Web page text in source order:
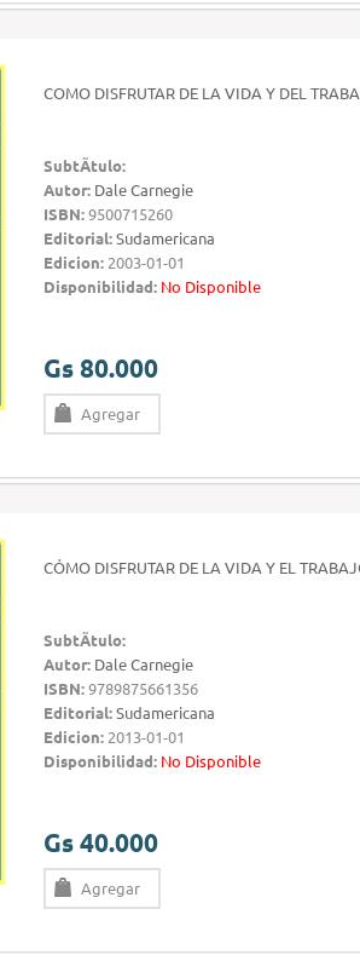
COMO DISFRUTAR DE LA VIDA Y DEL
SubtÃ­tulo:
Autor: Dale Carnegie
ISBN:9500715260
Editorial:Sudamericana
Edicion: 2003-01-01
Disponibilidad: No Disponible
Gs 80.000
Agregar
CÓMO DISFRUTAR DE LA VIDA Y EL
SubtÃ­tulo:
Autor: Dale Carnegie
ISBN:9789875661356
Editorial:Sudamericana
Edicion: 2013-01-01
Disponibilidad: No Disponible
Gs 40.000
Agregar